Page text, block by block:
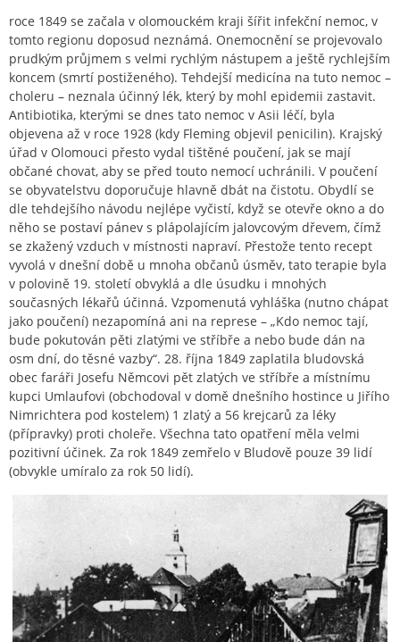
roce 1849 se začala v olomouckém kraji šířit infekční nemoc, v
tomto regionu doposud neznámá. Onemocnění se projevovalo
prudkým průjmem s velmi rychlým nástupem a ještě rychlejším
koncem (smrtí postiženého). Tehdejší medicína na tuto nemoc –
choleru – neznala účinný lék, který by mohl epidemii zastavit.
Antibiotika, kterými se dnes tato nemoc v Asii léčí, byla
objevena až v roce 1928 (kdy Fleming objevil penicilin). Krajský
úřad v Olomouci přesto vydal tištěné poučení, jak se mají
občané chovat, aby se před touto nemocí uchránili. V poučení
se obyvatelstvu doporučuje hlavně dbát na čistotu. Obydlí se
dle tehdejšího návodu nejlépe vyčistí, když se otevře okno a do
něho se postaví pánev s plápolajícím jalovcovým dřevem, čímž
se zkažený vzduch v místnosti napraví. Přestože tento recept
vyvolá v dnešní době u mnoha občanů úsměv, tato terapie byla
v polovině 19. století obvyklá a dle úsudku i mnohých
současných lékařů účinná. Vzpomenutá vyhláška (nutno chápat
jako poučení) nezapomíná ani na represe – „Kdo nemoc tají,
bude pokutován pěti zlatými ve stříbře a nebo bude dán na
osm dní‚ do těsné vazby“. 28. října 1849 zaplatila bludovská
obec faráři Josefu Němcovi pět zlatých ve stříbře a místnímu
kupci Umlaufovi (obchodoval v domě dnešního hostince u Jiřího
Nimrichtera pod kostelem) 1 zlatý a 56 krejcarů za léky
(přípravky) proti choleře. Všechna tato opatření měla velmi
pozitivní účinek. Za rok 1849 zemřelo v Bludově pouze 39 lidí
(obvykle umíralo za rok 50 lidí).